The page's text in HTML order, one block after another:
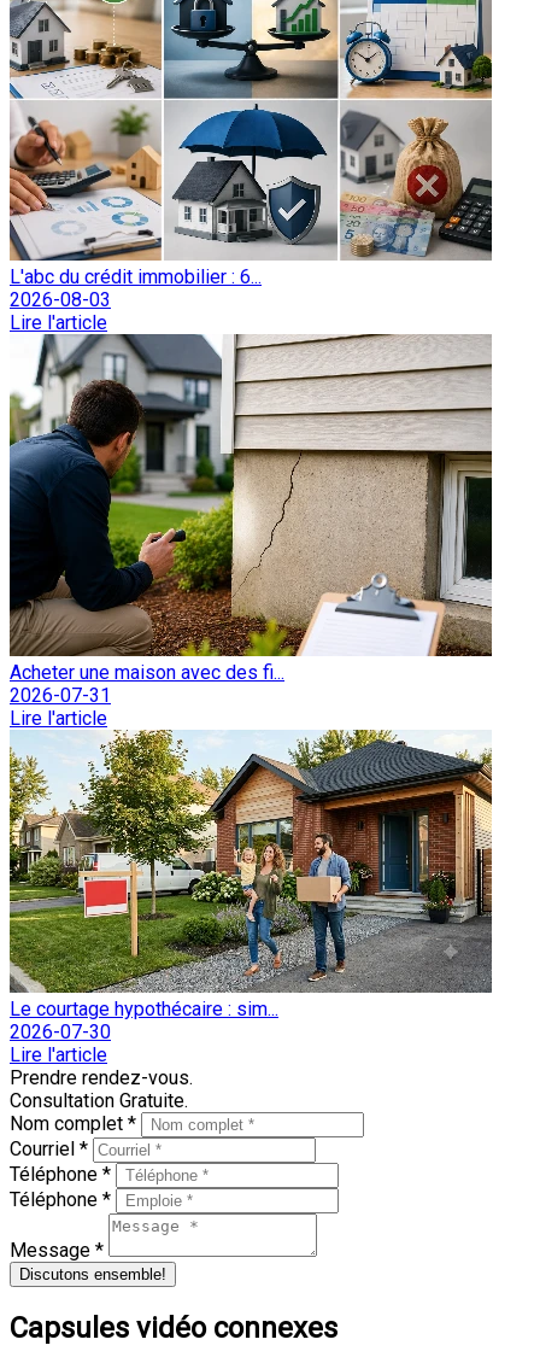
L'abc du crédit immobilier : 6...
2026-08-03
Lire l'article
Acheter une maison avec des fi...
2026-07-31
Lire l'article
Le courtage hypothécaire : sim...
2026-07-30
Lire l'article
Prendre rendez-vous.
Consultation Gratuite.
Nom complet *
Courriel *
Téléphone *
Téléphone *
Message *
Discutons ensemble!
Capsules vidéo connexes